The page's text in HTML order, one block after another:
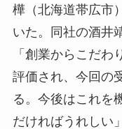
樺（北海道帯広市
いた。同社の酒井
「創業からこだ
評価され、今回の
る。今後はこれを
だければうれしい